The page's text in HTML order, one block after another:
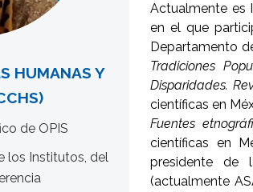
HUMANAS Y
de OPIS
los Institutos, del
Actualmente es
en el que
Departamento
Tradiciones
Disparidades.
científicas en
Fuentes
científicas en
presidente de
(actualmente